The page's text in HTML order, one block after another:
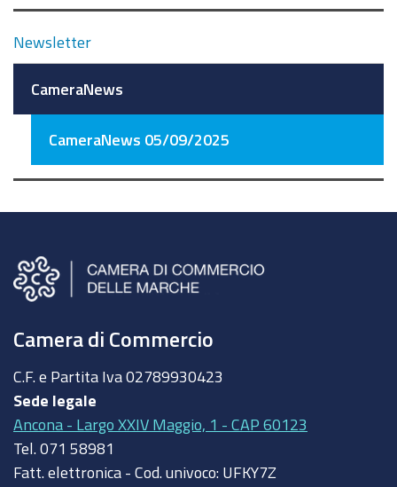
Newsletter
CameraNews
CameraNews 05/09/2025
Camera di Commercio
C.F. e Partita Iva 02789930423
Sede legale
Ancona - Largo XXIV Maggio, 1 - CAP 60123
Tel. 071 58981
Fatt. elettronica - Cod. univoco: UFKY7Z